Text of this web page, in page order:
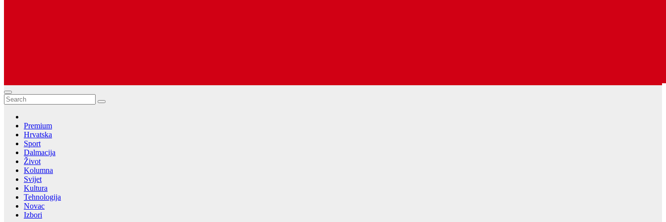
Dugopolje Portal
Najnovije vijesti Hrvatske, Dalmacije i Svijeta
Premium
Hrvatska
Sport
Dalmacija
Život
Kolumna
Svijet
Kultura
Tehnologija
Novac
Izbori